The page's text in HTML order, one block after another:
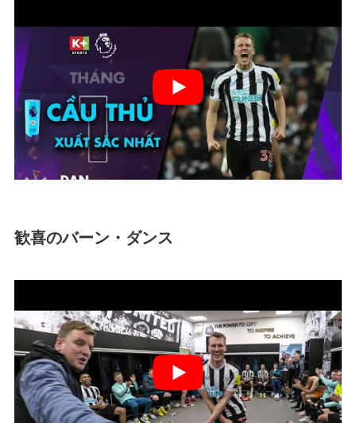
歓喜のバーン・ダンス